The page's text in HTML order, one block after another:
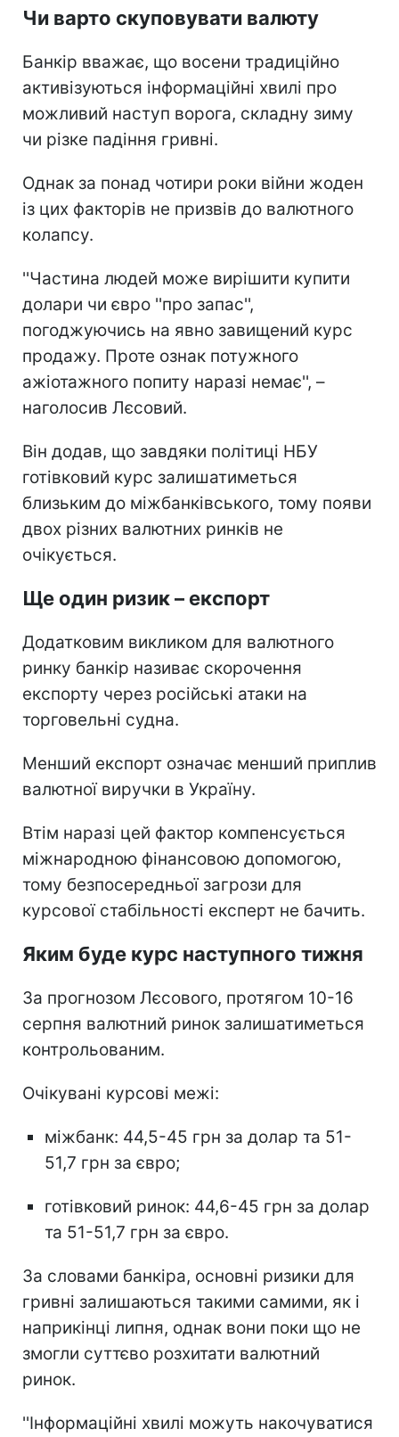
Чи варто скуповувати валюту
Банкір вважає, що восени традиційно
активізуються інформаційні хвилі про
можливий наступ ворога, складну зиму
чи різке падіння гривні.
Однак за понад чотири роки війни жоден
із цих факторів не призвів до валютного
колапсу.
''Частина людей може вирішити купити
долари чи євро ''про запас'',
погоджуючись на явно завищений курс
продажу. Проте ознак потужного
ажіотажного попиту наразі немає'', –
наголосив Лєсовий.
Він додав, що завдяки політиці НБУ
готівковий курс залишатиметься
близьким до міжбанківського, тому появи
двох різних валютних ринків не
очікується.
Ще один ризик – експорт
Додатковим викликом для валютного
ринку банкір називає скорочення
експорту через російські атаки на
торговельні судна.
Менший експорт означає менший приплив
валютної виручки в Україну.
Втім наразі цей фактор компенсується
міжнародною фінансовою допомогою,
тому безпосередньої загрози для
курсової стабільності експерт не бачить.
Яким буде курс наступного тижня
За прогнозом Лєсового, протягом 10-16
серпня валютний ринок залишатиметься
контрольованим.
Очікувані курсові межі:
міжбанк: 44,5-45 грн за долар та 51-
51,7 грн за євро;
готівковий ринок: 44,6-45 грн за долар
та 51-51,7 грн за євро.
За словами банкіра, основні ризики для
гривні залишаються такими самими, як і
наприкінці липня, однак вони поки що не
змогли суттєво розхитати валютний
ринок.
''Інформаційні хвилі можуть накочуватися